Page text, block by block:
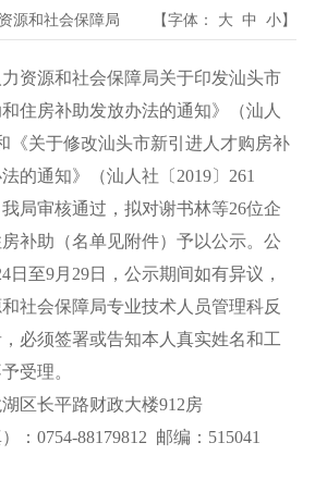
源和社会保障局 【字体： 大 中 小】
源和社会保障局关于印发汕头市
住房补助发放办法的通知》（汕人
《关于修改汕头市新引进人才购房补
的通知》（汕人社〔2019〕261
局审核通过，拟对谢书林等26位企
补助（名单见附件）予以公示。公
日至9月29日，公示期间如有异议，
社会保障局专业技术人员管理科反
必须签署或告知本人真实姓名和工
受理。
长平路财政大楼912房
0754-88179812 邮编：515041